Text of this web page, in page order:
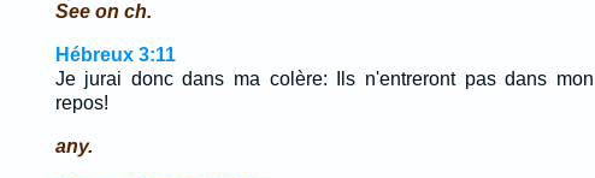
See on ch.
Hébreux 3:11
Je jurai donc dans ma colère: Ils n'entreront pas dans mon
repos!
any.